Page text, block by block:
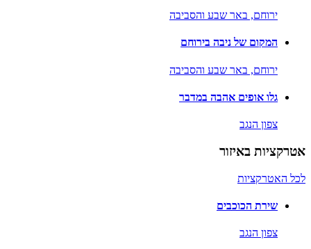
ירוחם, באר שבע והסביבה
המקום של ניבה בירוחם
ירוחם, באר שבע והסביבה
גלו אופים אהבה במדבר
צפון הנגב
אטרקציות באיזור
לכל האטרקציות
שירת הכוכבים
צפון הנגב